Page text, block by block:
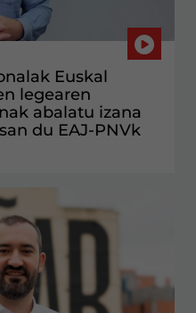
Euskal
legearen
abalatu izana
du EAJ-PNVk